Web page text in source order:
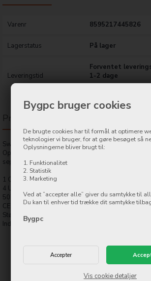
Bygpc bruger cookies
De brugte cookies har til formål at optimere
teknologier vi bruger, for at gøre besøget så
Oplysningerne bliver brugt til:
1. Funktionalitet
2. Statistik
3. Marketing
Ved at ”accepter alle” giver du samtykke til
Du kan til enhver tid trække dit samtykke
Bygpc
Vis cookie detaljer
Varenr 8595217445826
Lagerstatus På lager
Leveringstid
Forventet
1-2 dage
Produktbeskrivelse
Swissten oplader med Qualcomm 3.0 Quick Charge
Opladeren har 5 USB porte med samlet 50W
seperat strømkabel.
1 QC 3.0 port
4 USB smart porte
50W output
CE certificeret
Størrelse: 90mm x 57mm x 27mm
Indpakning: 134mm x 97mm x 41mm